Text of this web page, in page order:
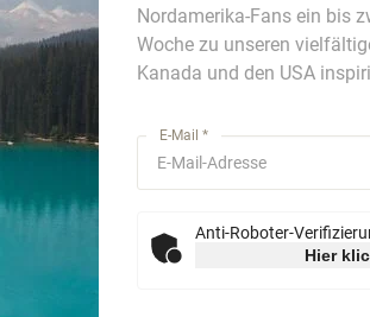
Nordamerika-Fans ein bis
Woche zu unseren
Kanada und den USA
E-Mail *
Anti-Roboter-
Hier